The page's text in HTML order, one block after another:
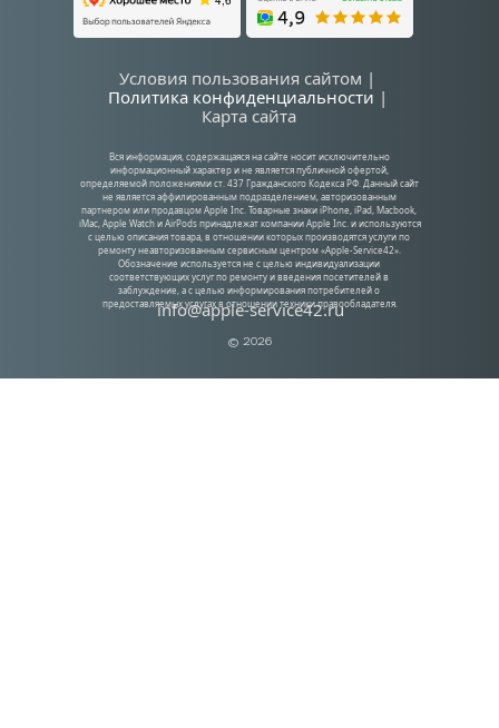
© 2026
info@apple-service42.ru
Вся информация, содержащаяся на сайте носит исключительно
информационный характер и не является публичной офертой,
определяемой положениями ст. 437 Гражданского Кодекса РФ. Данный сайт
не является аффилированным подразделением, авторизованным
партнером или продавцом Apple Inc. Товарные знаки iPhone, iPad, Macbook,
iMac, Apple Watch и AirPods принадлежат компании Apple Inc. и используются
с целью описания товара, в отношении которых производятся услуги по
ремонту неавторизованным сервисным центром «Apple-Service42».
Обозначение используется не с целью индивидуализации
соответствующих услуг по ремонту и введения посетителей в
заблуждение, а с целью информирования потребителей о
предоставляемых услугах в отношении техники правообладателя.
Политика конфиденциальности |
Карта сайта